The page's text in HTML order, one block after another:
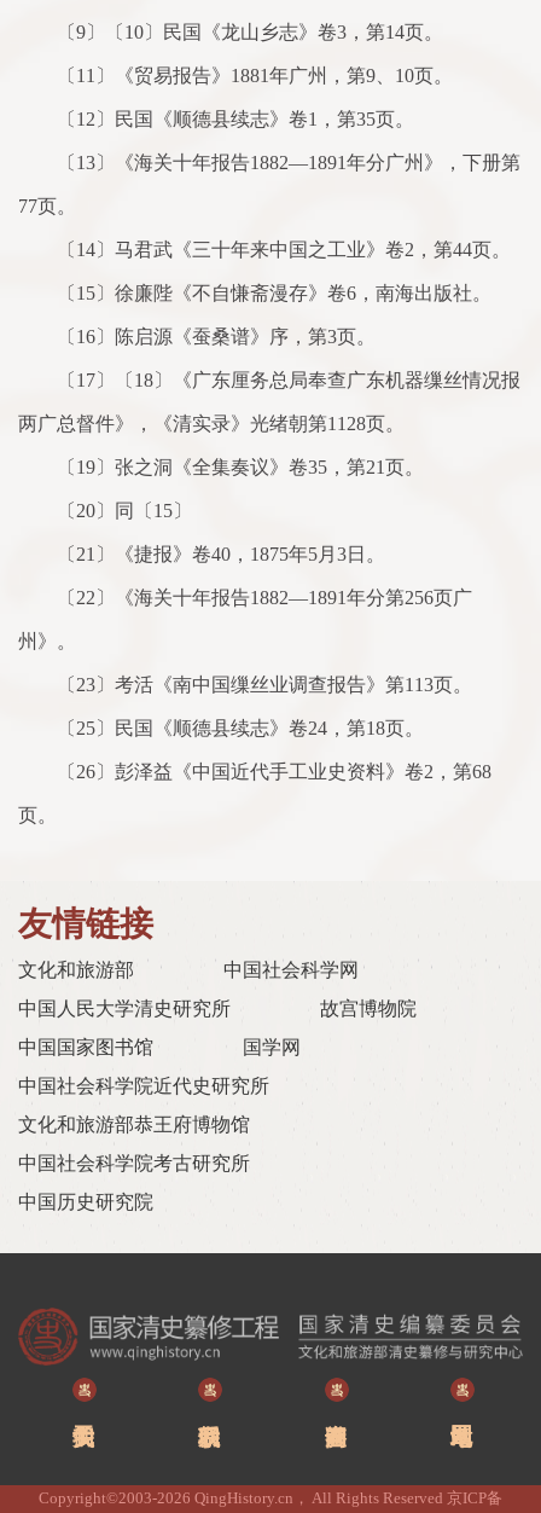
〔9〕〔10〕民国《龙山乡志》卷3，第14页。
〔11〕《贸易报告》1881年广州，第9、10页。
〔12〕民国《顺德县续志》卷1，第35页。
〔13〕《海关十年报告1882—1891年分广州》，下册第
77页。
〔14〕马君武《三十年来中国之工业》卷2，第44页。
〔15〕徐廉陛《不自慊斋漫存》卷6，南海出版社。
〔16〕陈启源《蚕桑谱》序，第3页。
〔17〕〔18〕《广东厘务总局奉查广东机器缫丝情况报
两广总督件》，《清实录》光绪朝第1128页。
〔19〕张之洞《全集奏议》卷35，第21页。
〔20〕同〔15〕
〔21〕《捷报》卷40，1875年5月3日。
〔22〕《海关十年报告1882—1891年分第256页广
州》。
〔23〕考活《南中国缫丝业调查报告》第113页。
〔25〕民国《顺德县续志》卷24，第18页。
〔26〕彭泽益《中国近代手工业史资料》卷2，第68
页。
友情链接
文化和旅游部
中国社会科学网
中国人民大学清史研究所
故宫博物院
中国国家图书馆
国学网
中国社会科学院近代史研究所
文化和旅游部恭王府博物馆
中国社会科学院考古研究所
中国历史研究院
Copyright©2003-2026 QingHistory.cn， All Rights Reserved 京ICP备